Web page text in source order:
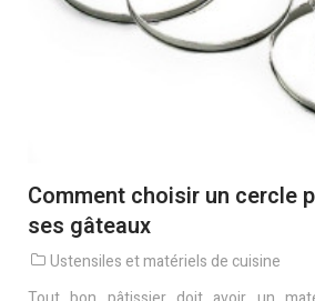
Comment choisir un cercle
ses gâteaux
Ustensiles et matériels de cuisine